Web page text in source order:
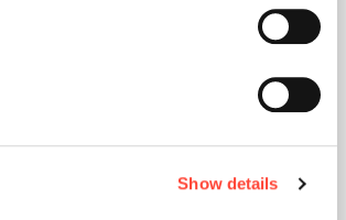
Show details